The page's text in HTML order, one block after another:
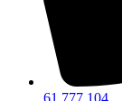
61 777 104